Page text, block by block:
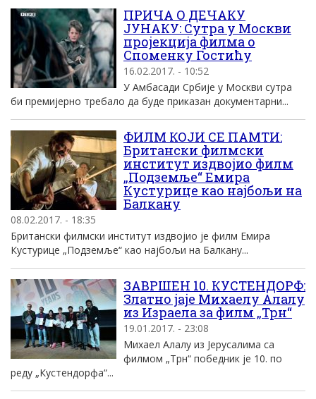
ПРИЧА О ДЕЧАКУ
ЈУНАКУ: Сутра у Москви
пројекција филма о
Споменку Гостићу
16.02.2017. - 10:52
У Амбасади Србије у Москви сутра
би премијерно требало да буде приказан документарни...
ФИЛМ КОЈИ СЕ ПАМТИ:
Британски филмски
институт издвојио филм
„Подземље“ Емира
Кустурице као најбољи на
Балкану
08.02.2017. - 18:35
Британски филмски институт издвојио је филм Емира
Кустурице „Подземље“ као најбољи на Балкану...
ЗАВРШЕН 10. КУСТЕНДОРФ:
Златно јаје Михаелу Алалу
из Израела за филм „Трн“
19.01.2017. - 23:08
Михаел Алалу из Јерусалима са
филмом „Трн“ победник је 10. по
реду „Кустендорфа“...